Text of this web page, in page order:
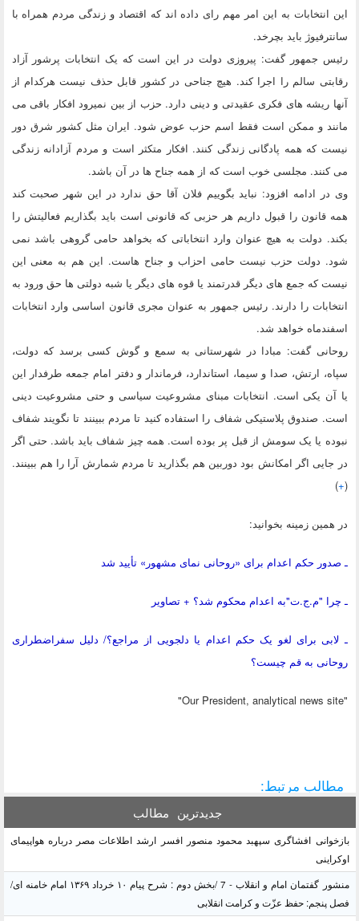
این انتخابات به این امر مهم رای داده اند که اقتصاد و زندگی مردم همراه با
سانترفیوژ باید بچرخد.
رئیس جمهور گفت: پیروزی دولت در این است که یک انتخابات پرشور آزاد
رقابتی سالم را اجرا کند. هیچ جناحی در کشور قابل حذف نیست هرکدام از
آنها ریشه های فکری عقیدتی و دینی دارد. حزب از بین نمیرود افکار باقی می
مانند و ممکن است فقط اسم حزب عوض شود. ایران مثل کشور شرق دور
نیست که همه پادگانی زندگی کنند. افکار متکثر است و مردم آزادانه زندگی
می کنند‬. مجلسی خوب است که از همه جناح ها در آن باشد.
وی در ادامه افزود: ‫نباید بگوییم فلان آقا حق ندارد در این شهر صحبت کند
همه قانون را قبول داریم هر حزبی که قانونی است باید بگذاریم فعالیتش را
بکند. دولت به هیچ عنوان وارد انتخاباتی که بخواهد حامی گروهی باشد نمی
شود. دولت حزب نیست حامی احزاب و جناح هاست‬. ‫این هم به معنی این
نیست که جمع های دیگر قدرتمند یا قوه های دیگر یا شبه دولتی ها حق ورود به
انتخابات را دارند‬. رئیس جمهور به عنوان مجری قانون اساسی وارد انتخابات
اسفندماه خواهد شد.
روحانی گفت: مبادا در شهرستانی به سمع و گوش کسی برسد که دولت،
سپاه، ارتش، صدا و سیما، استاندارد، فرماندار و دفتر امام جمعه طرفدار این
یا آن یکی است. انتخابات مبنای مشروعیت سیاسی و حتی مشروعیت دینی
است. صندوق پلاستیکی شفاف را استفاده کنید تا مردم ببینند‬ تا نگویند شفاف
نبوده یا یک سومش از قبل پر بوده‬ است. همه چیز شفاف باید باشد‬. ‫حتی اگر
در جایی اگر امکانش بود دوربین هم بگذارید تا مردم شمارش آرا را هم ببینند.
(
+
)
در همین زمینه بخوانید:
ـ صدور حکم اعدام برای «روحانی نمای مشهور» تأیید شد
ـ چرا "م.ج.ت"به اعدام محکوم شد؟ + تصاویر
ـ لابی برای لغو یک حکم اعدام یا دلجویی از مراجع؟/ دلیل سفراضطراری
روحانی به قم چیست؟
"Our President, analytical news site"
مطالب مرتبط:
جدیدترین مطالب
بازخوانی افشاگری سپهبد محمود منصور افسر ارشد اطلاعات مصر درباره هواپیمای
اوکراینی
منشور گفتمان امام و انقلاب - 7 /بخش دوم : شرح پیام ۱۰ خرداد ۱۳۶۹ امام خامنه ای/
فصل پنجم: حفظ عزّت و کرامت انقلابی